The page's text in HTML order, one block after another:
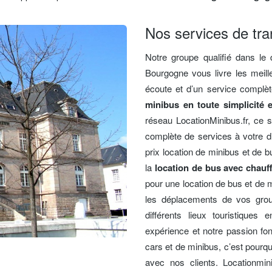
Nos services de
Notre groupe qualifié dans
Bourgogne vous livre les
écoute et d’un service
minibus en toute simplicité
réseau LocationMinibus.fr, ce
complète de services à votre
prix location de minibus et de
la location de bus avec
pour une location de bus et de
les déplacements de vos
différents lieux touristiques
expérience et notre passion
cars et de minibus, c’est
avec nos clients.